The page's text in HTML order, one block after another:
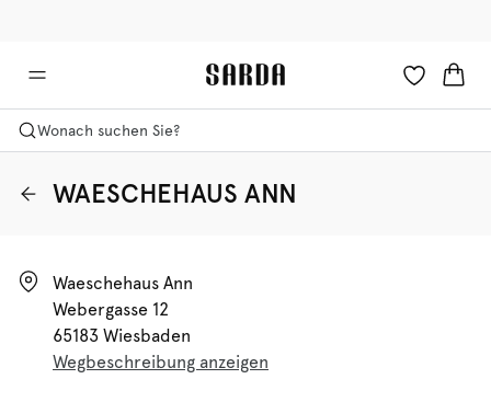
Wonach suchen Sie?
WAESCHEHAUS ANN
Waeschehaus Ann
Webergasse 12
65183 Wiesbaden
Wegbeschreibung anzeigen